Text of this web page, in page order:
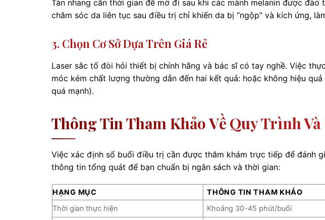
Tàn nhang cần thời gian để mờ đi sau khi các mảnh melanin được đào
chăm sóc da liên tục sau điều trị chỉ khiến da bị “ngộp” và kích ứng,
3. Chọn Cơ Sở Dựa Trên Giá Rẻ
Laser sắc tố đòi hỏi thiết bị chính hãng và bác sĩ có tay nghề. Việc
móc kém chất lượng thường dẫn đến hai kết quả: hoặc không hiệu
quá mạnh).
Thông Tin Tham Khảo Về Quy Trình
Việc xác định số buổi điều trị cần được thăm khám trực tiếp để đánh
thông tin tổng quát để bạn chuẩn bị ngân sách và thời gian:
HẠNG MỤC
THÔNG TIN THAM KHẢO
Thời gian thực hiện
Khoảng 30-45 phút/buổi